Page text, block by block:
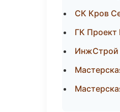
СК Кров
ГК
ИнжСтрой